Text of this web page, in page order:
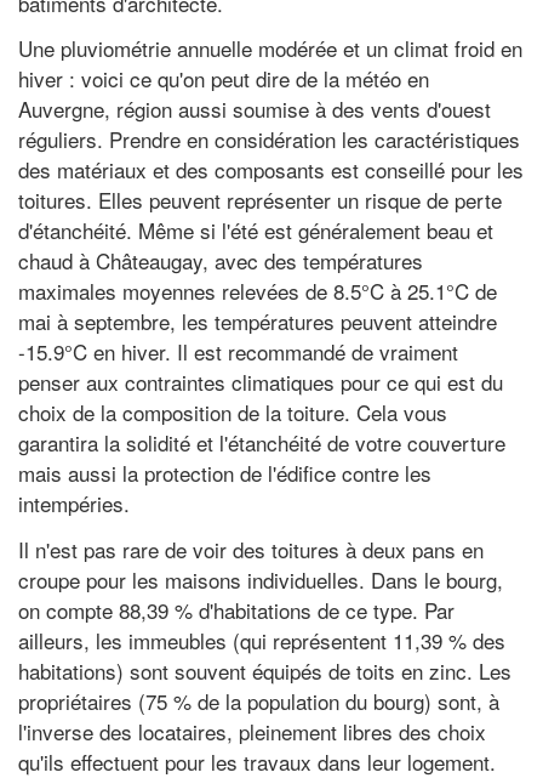
Une pluviométrie annuelle modérée et un climat froid en
hiver : voici ce qu'on peut dire de la météo en
Auvergne, région aussi soumise à des vents d'ouest
réguliers. Prendre en considération les caractéristiques
des matériaux et des composants est conseillé pour les
toitures. Elles peuvent représenter un risque de perte
d'étanchéité. Même si l'été est généralement beau et
chaud à Châteaugay, avec des températures
maximales moyennes relevées de 8.5°C à 25.1°C de
mai à septembre, les températures peuvent atteindre
-15.9°C en hiver. Il est recommandé de vraiment
penser aux contraintes climatiques pour ce qui est du
choix de la composition de la toiture. Cela vous
garantira la solidité et l'étanchéité de votre couverture
mais aussi la protection de l'édifice contre les
intempéries.
Il n'est pas rare de voir des toitures à deux pans en
croupe pour les maisons individuelles. Dans le bourg,
on compte 88,39 % d'habitations de ce type. Par
ailleurs, les immeubles (qui représentent 11,39 % des
habitations) sont souvent équipés de toits en zinc. Les
propriétaires (75 % de la population du bourg) sont, à
l'inverse des locataires, pleinement libres des choix
qu'ils effectuent pour les travaux dans leur logement.